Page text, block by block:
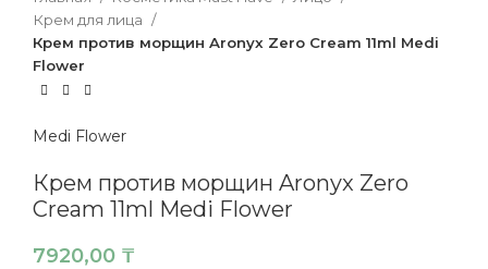
Крем для лица
Крем против морщин Aronyx Zero Cream 11ml Medi
Flower
Medi Flower
Крем против морщин Aronyx Zero
Cream 11ml Medi Flower
7920,00 ₸